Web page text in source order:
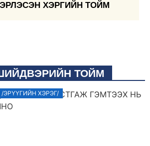
ХЭРГИЙН ТОЙМ
ТОЙМ
ХЭРЭГ/